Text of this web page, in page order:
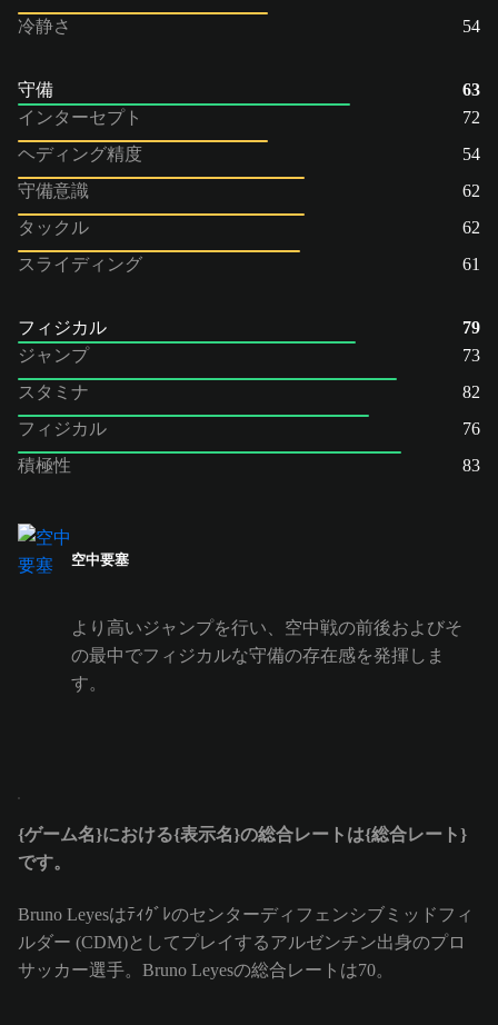
冷静さ
54
守備
63
インターセプト
72
ヘディング精度
54
守備意識
62
タックル
62
スライディング
61
フィジカル
79
ジャンプ
73
スタミナ
82
フィジカル
76
積極性
83
空中要塞
より高いジャンプを行い、空中戦の前後およびそ
の最中でフィジカルな守備の存在感を発揮しま
す。
{ゲーム名}における{表示名}の総合レートは{総合レート}
です。
Bruno Leyesはﾃｨｸﾞﾚのセンターディフェンシブミッドフィ
ルダー (CDM)としてプレイするアルゼンチン出身のプロ
サッカー選手。Bruno Leyesの総合レートは70。